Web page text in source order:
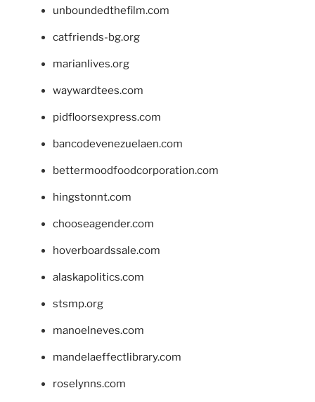
unboundedthefilm.com
catfriends-bg.org
marianlives.org
waywardtees.com
pidfloorsexpress.com
bancodevenezuelaen.com
bettermoodfoodcorporation.com
hingstonnt.com
chooseagender.com
hoverboardssale.com
alaskapolitics.com
stsmp.org
manoelneves.com
mandelaeffectlibrary.com
roselynns.com